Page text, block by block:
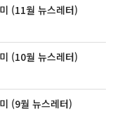
(11월 뉴스레터)
(10월 뉴스레터)
(9월 뉴스레터)